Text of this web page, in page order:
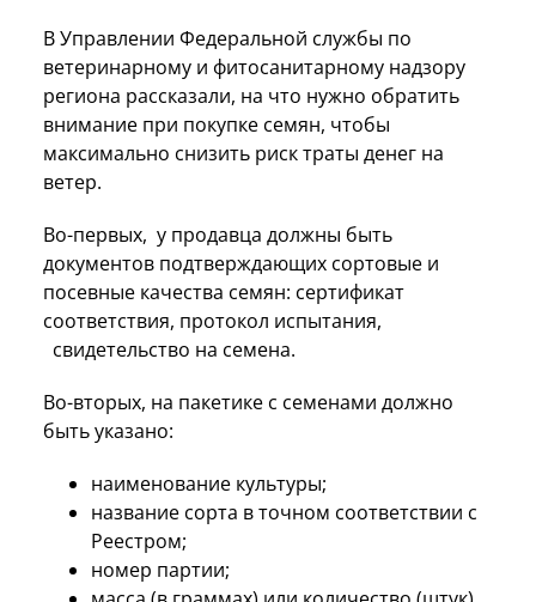
В Управлении Федеральной службы по
ветеринарному и фитосанитарному надзору
региона рассказали, на что нужно обратить
внимание при покупке семян, чтобы
максимально снизить риск траты денег на
ветер.
Во-первых, у продавца должны быть
документов подтверждающих сортовые и
посевные качества семян: сертификат
соответствия, протокол испытания,
свидетельство на семена.
Во-вторых, на пакетике с семенами должно
быть указано:
наименование культуры;
название сорта в точном соответствии с
Реестром;
номер партии;